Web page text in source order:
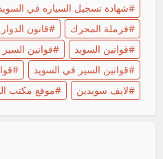
شهادة تسجيل السياره في السويد
فرملة المحرك
قانون الدوار
قوانين السويد
قوانين
قوانين السير في السويد
لايف سويدين
موقع مكتب